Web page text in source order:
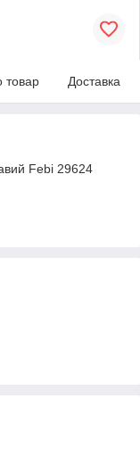
товар Доставка
Febi 29624